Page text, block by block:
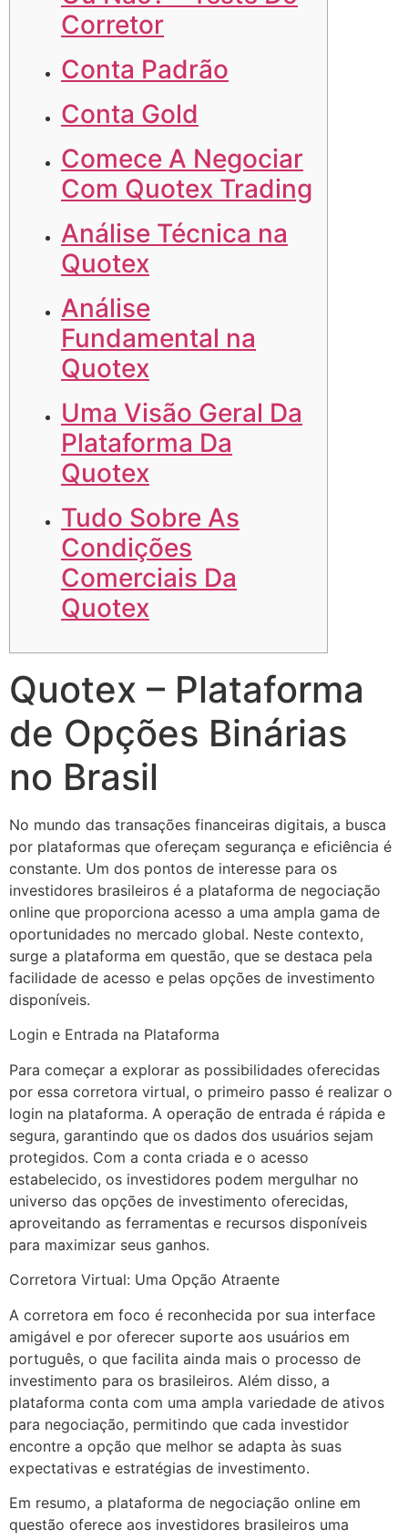
Corretor
Conta Padrão
Conta Gold
Comece A Negociar
Com Quotex Trading
Análise Técnica na
Quotex
Análise
Fundamental na
Quotex
Uma Visão Geral Da
Plataforma Da
Quotex
Tudo Sobre As
Condições
Comerciais Da
Quotex
Quotex – Plataforma
de Opções Binárias
no Brasil
No mundo das transações financeiras digitais, a busca
por plataformas que ofereçam segurança e eficiência é
constante. Um dos pontos de interesse para os
investidores brasileiros é a plataforma de negociação
online que proporciona acesso a uma ampla gama de
oportunidades no mercado global. Neste contexto,
surge a plataforma em questão, que se destaca pela
facilidade de acesso e pelas opções de investimento
disponíveis.
Login e Entrada na Plataforma
Para começar a explorar as possibilidades oferecidas
por essa corretora virtual, o primeiro passo é realizar o
login na plataforma. A operação de entrada é rápida e
segura, garantindo que os dados dos usuários sejam
protegidos. Com a conta criada e o acesso
estabelecido, os investidores podem mergulhar no
universo das opções de investimento oferecidas,
aproveitando as ferramentas e recursos disponíveis
para maximizar seus ganhos.
Corretora Virtual: Uma Opção Atraente
A corretora em foco é reconhecida por sua interface
amigável e por oferecer suporte aos usuários em
português, o que facilita ainda mais o processo de
investimento para os brasileiros. Além disso, a
plataforma conta com uma ampla variedade de ativos
para negociação, permitindo que cada investidor
encontre a opção que melhor se adapta às suas
expectativas e estratégias de investimento.
Em resumo, a plataforma de negociação online em
questão oferece aos investidores brasileiros uma